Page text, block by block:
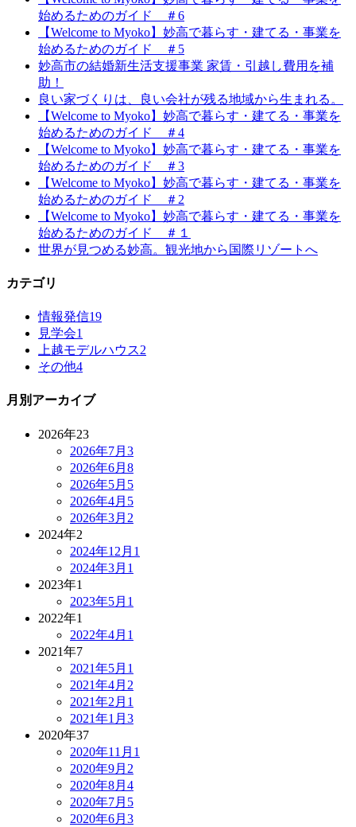
始めるためのガイド ＃6
【Welcome to Myoko】妙高で暮らす・建てる・事業を
始めるためのガイド ＃5
妙高市の結婚新生活支援事業 家賃・引越し費用を補
助！
良い家づくりは、良い会社が残る地域から生まれる。
【Welcome to Myoko】妙高で暮らす・建てる・事業を
始めるためのガイド ＃4
【Welcome to Myoko】妙高で暮らす・建てる・事業を
始めるためのガイド ＃3
【Welcome to Myoko】妙高で暮らす・建てる・事業を
始めるためのガイド ＃2
【Welcome to Myoko】妙高で暮らす・建てる・事業を
始めるためのガイド ＃１
世界が見つめる妙高。観光地から国際リゾートへ
カテゴリ
情報発信19
見学会1
上越モデルハウス2
その他4
月別アーカイブ
2026年23
2026年7月 3
2026年6月 8
2026年5月 5
2026年4月 5
2026年3月 2
2024年2
2024年12月 1
2024年3月 1
2023年1
2023年5月 1
2022年1
2022年4月 1
2021年7
2021年5月 1
2021年4月 2
2021年2月 1
2021年1月 3
2020年37
2020年11月 1
2020年9月 2
2020年8月 4
2020年7月 5
2020年6月 3